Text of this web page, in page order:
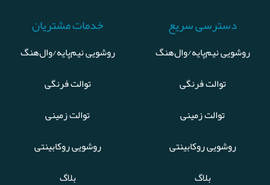
دسترسی سریع
روشویی نیم‌پایه/وال‌هنگ
توالت فرنگی
توالت زمینی
روشویی روکابینتی
بلاگ
خدمات مشتریان
روشویی نیم‌پایه/وال‌هنگ
توالت فرنگی
توالت زمینی
روشویی روکابینتی
بلاگ